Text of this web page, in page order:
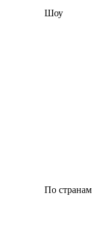
Шоу
По странам